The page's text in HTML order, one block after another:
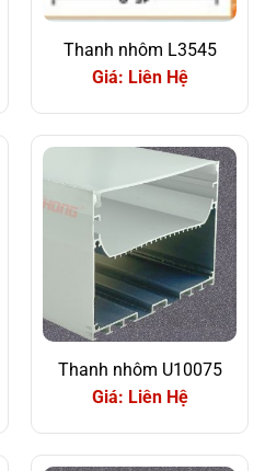
Thanh nhôm L3545
Giá: Liên Hệ
Thanh nhôm U10075
Giá: Liên Hệ